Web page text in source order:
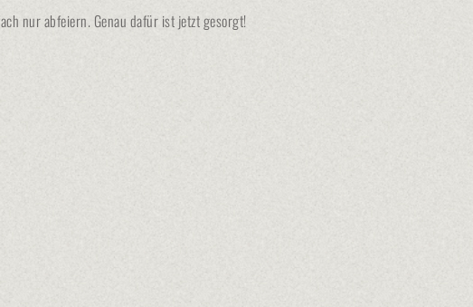
nur abfeiern. Genau dafür ist jetzt gesorgt!